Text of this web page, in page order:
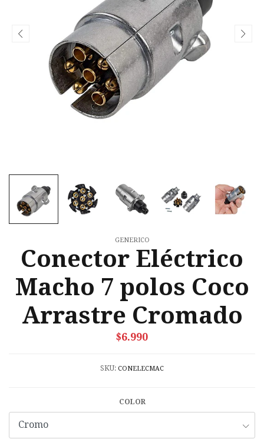
GENERICO
Conector Eléctrico
Macho 7 polos Coco
Arrastre Cromado
$6.990
SKU: CONELECMAC
COLOR